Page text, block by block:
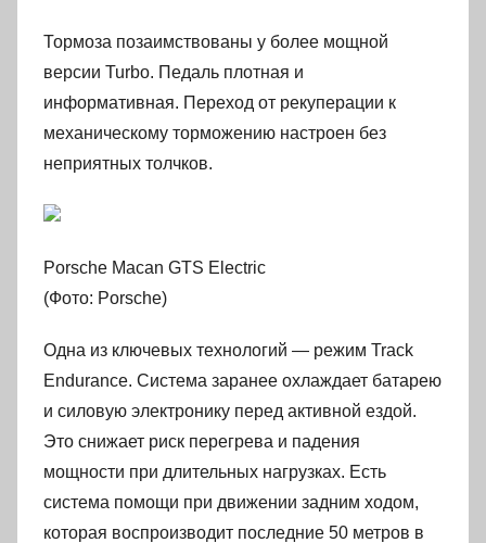
Тормоза позаимствованы у более мощной
версии Turbo. Педаль плотная и
информативная. Переход от рекуперации к
механическому торможению настроен без
неприятных толчков.
Porsche Macan GTS Electric
(Фото: Porsche)
Одна из ключевых технологий — режим Track
Endurance. Система заранее охлаждает батарею
и силовую электронику перед активной ездой.
Это снижает риск перегрева и падения
мощности при длительных нагрузках. Есть
система помощи при движении задним ходом,
которая воспроизводит последние 50 метров в